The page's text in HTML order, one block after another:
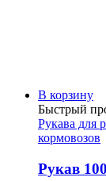
В корзину
Быстрый
Рукава для
кормовозов
Рукав